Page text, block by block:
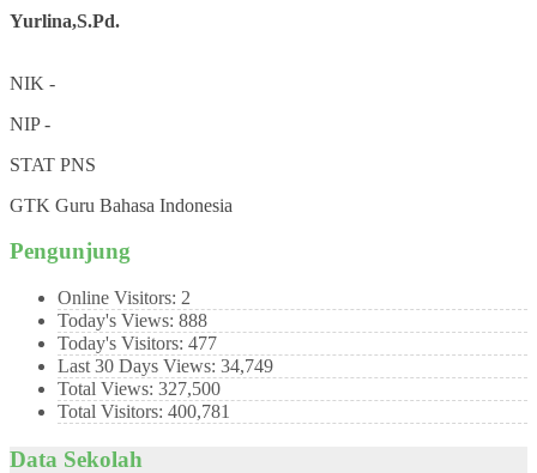
Yurlina,S.Pd.
NIK -
NIP-
STAT PNS
GTK Guru Bahasa Indonesia
Pengunjung
Online Visitors: 2
Today's Views: 888
Today's Visitors: 477
Last 30 Days Views: 34,749
Total Views: 327,500
Total Visitors: 400,781
Data Sekolah